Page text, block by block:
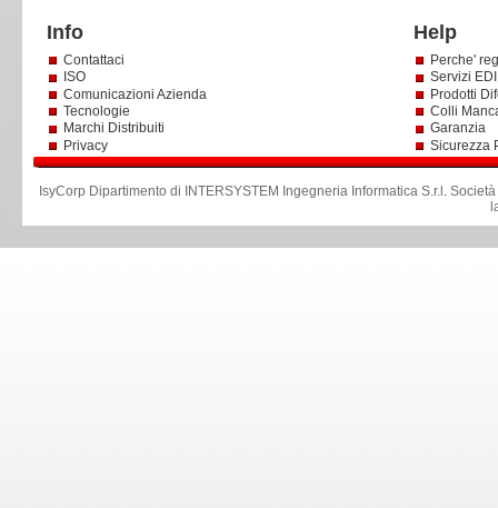
Info Help
Contattaci
ISO
Comunicazioni Azienda
Tecnologie
Marchi Distribuiti
Privacy
Perche'
Servizi
Prodotti
Colli
Garanzia
Sicurezza
IsyCorp Dipartimento di INTERSYSTEM Ingegneria Informatica S.r.l .